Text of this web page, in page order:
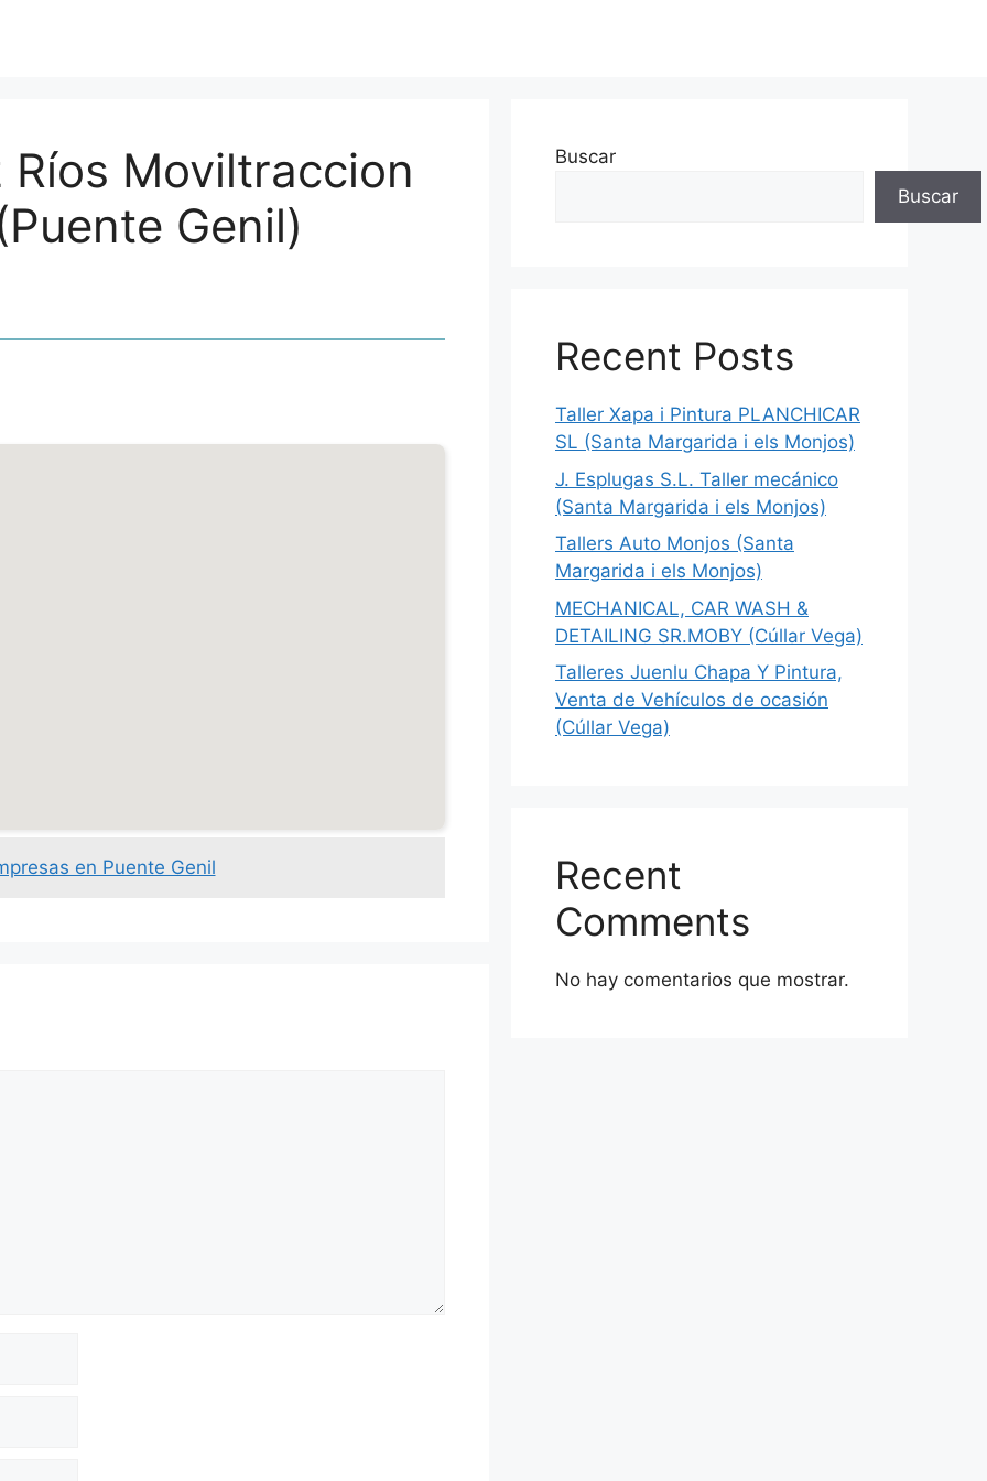
Moviltraccion
Genil)
en Puente Genil
Buscar
Buscar
Recent Posts
Taller Xapa i Pintura PLANCHICAR
SL (Santa Margarida i els Monjos)
J. Esplugas S.L. Taller mecánico
(Santa Margarida i els Monjos)
Tallers Auto Monjos (Santa
Margarida i els Monjos)
MECHANICAL, CAR WASH &
DETAILING SR.MOBY (Cúllar Vega)
Talleres Juenlu Chapa Y Pintura,
Venta de Vehículos de ocasión
(Cúllar Vega)
Recent
Comments
No hay comentarios que mostrar.